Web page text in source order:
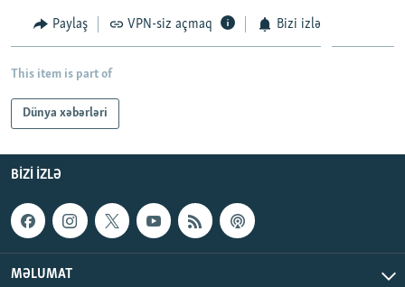
BIZIMLƏ ƏLAQƏ
Paylaş VPN-siz açmaq Bizi izlə
This item is part of
Dünya xəbərləri
BIZI IZLƏ
MƏLUMAT